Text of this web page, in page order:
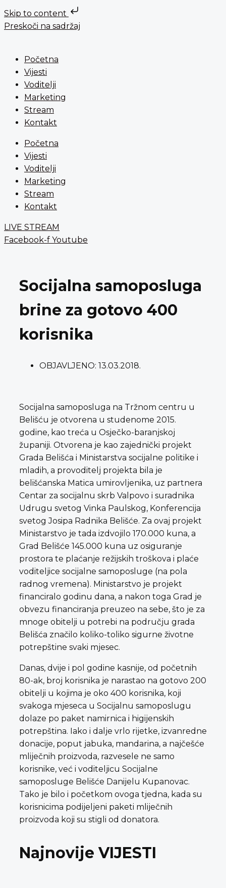
Skip to content
Preskoči na sadržaj
Početna
Vijesti
Voditelji
Marketing
Stream
Kontakt
Početna
Vijesti
Voditelji
Marketing
Stream
Kontakt
LIVE STREAM
Facebook-f Youtube
Socijalna samoposluga
brine za gotovo 400
korisnika
OBJAVLJENO: 13.03.2018.
Socijalna samoposluga na Tržnom centru u
Belišću je otvorena u studenome 2015.
godine, kao treća u Osječko-baranjskoj
županiji. Otvorena je kao zajednički projekt
Grada Belišća i Ministarstva socijalne politike i
mladih, a provoditelj projekta bila je
belišćanska Matica umirovljenika, uz partnera
Centar za socijalnu skrb Valpovo i suradnika
Udrugu svetog Vinka Paulskog, Konferencija
svetog Josipa Radnika Belišće. Za ovaj projekt
Ministarstvo je tada izdvojilo 170.000 kuna, a
Grad Belišće 145.000 kuna uz osiguranje
prostora te plaćanje režijskih troškova i plaće
voditeljice socijalne samoposluge (na pola
radnog vremena). Ministarstvo je projekt
financiralo godinu dana, a nakon toga Grad je
obvezu financiranja preuzeo na sebe, što je za
mnoge obitelji u potrebi na području grada
Belišća značilo koliko-toliko sigurne životne
potrepštine svaki mjesec.
Danas, dvije i pol godine kasnije, od početnih
80-ak, broj korisnika je narastao na gotovo 200
obitelji u kojima je oko 400 korisnika, koji
svakoga mjeseca u Socijalnu samoposlugu
dolaze po paket namirnica i higijenskih
potrepština. Iako i dalje vrlo rijetke, izvanredne
donacije, poput jabuka, mandarina, a najčešće
mliječnih proizvoda, razvesele ne samo
korisnike, već i voditeljicu Socijalne
samoposluge Belišće Danijelu Kupanovac.
Tako je bilo i početkom ovoga tjedna, kada su
korisnicima podijeljeni paketi mliječnih
proizvoda koji su stigli od donatora.
Najnovije VIJESTI